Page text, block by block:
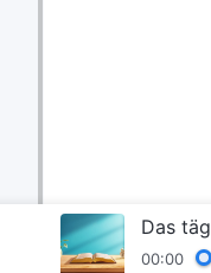
Das
00:00